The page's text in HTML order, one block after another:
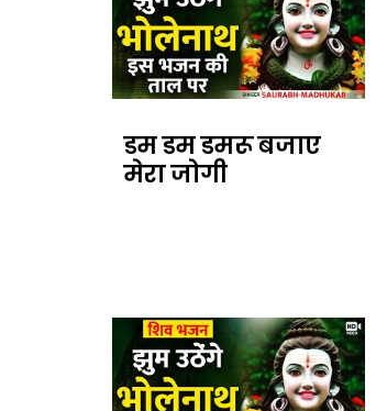
डम डम डमरू बजाए
मेरा जोगी